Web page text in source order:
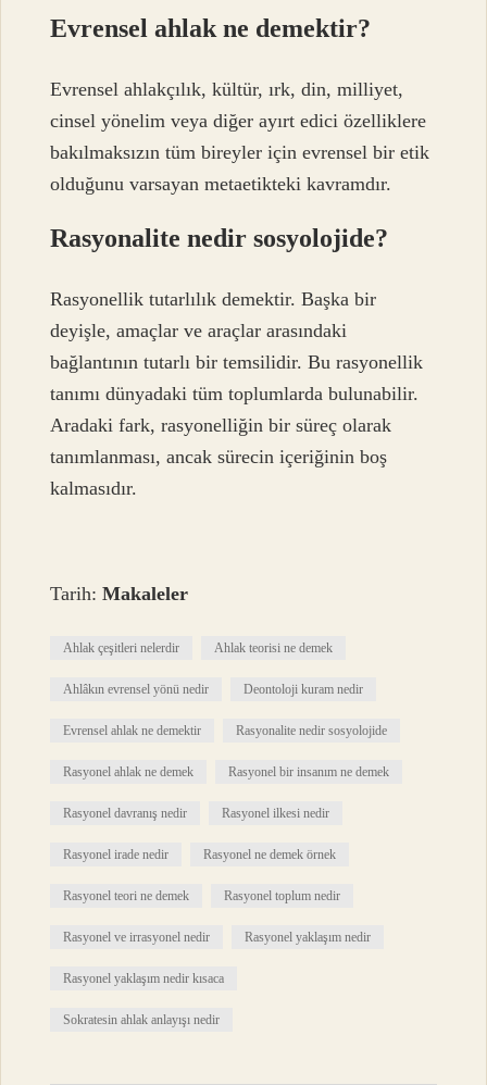
Evrensel ahlak ne demektir?
Evrensel ahlakçılık, kültür, ırk, din, milliyet,
cinsel yönelim veya diğer ayırt edici özelliklere
bakılmaksızın tüm bireyler için evrensel bir etik
olduğunu varsayan metaetikteki kavramdır.
Rasyonalite nedir sosyolojide?
Rasyonellik tutarlılık demektir. Başka bir
deyişle, amaçlar ve araçlar arasındaki
bağlantının tutarlı bir temsilidir. Bu rasyonellik
tanımı dünyadaki tüm toplumlarda bulunabilir.
Aradaki fark, rasyonelliğin bir süreç olarak
tanımlanması, ancak sürecin içeriğinin boş
kalmasıdır.
Tarih:Makaleler
Ahlak çeşitleri nelerdir Ahlak teorisi ne demek
Ahlâkın evrensel yönü nedir Deontoloji kuram nedir
Evrensel ahlak ne demektir Rasyonalite nedir sosyolojide
Rasyonel ahlak ne demek Rasyonel bir insanım ne demek
Rasyonel davranış nedir Rasyonel ilkesi nedir
Rasyonel irade nedir Rasyonel ne demek örnek
Rasyonel teori ne demek Rasyonel toplum nedir
Rasyonel ve irrasyonel nedir Rasyonel yaklaşım nedir
Rasyonel yaklaşım nedir kısaca
Sokratesin ahlak anlayışı nedir